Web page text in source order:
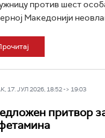
против шест
Македонији
17. ЈУЛ 2026, 18:52 -> 19:03
притвор